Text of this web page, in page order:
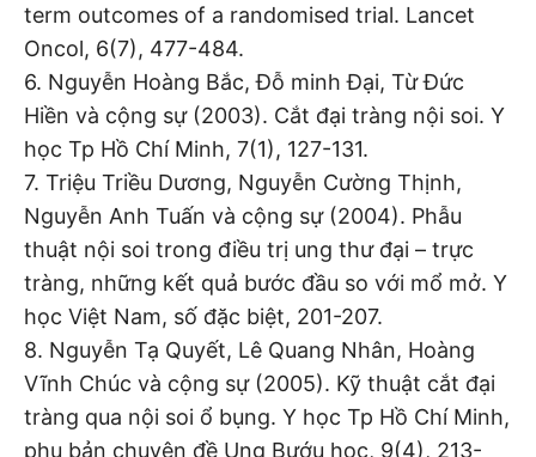
term outcomes of a randomised trial. Lancet
Oncol, 6(7), 477-484.
6. Nguyễn Hoàng Bắc, Đỗ minh Đại, Từ Đức
Hiền và cộng sự (2003). Cắt đại tràng nội soi. Y
học Tp Hồ Chí Minh, 7(1), 127-131.
7. Triệu Triều Dương, Nguyễn Cường Thịnh,
Nguyễn Anh Tuấn và cộng sự (2004). Phẫu
thuật nội soi trong điều trị ung thư đại – trực
tràng, những kết quả bước đầu so với mổ mở. Y
học Việt Nam, số đặc biệt, 201-207.
8. Nguyễn Tạ Quyết, Lê Quang Nhân, Hoàng
Vĩnh Chúc và cộng sự (2005). Kỹ thuật cắt đại
tràng qua nội soi ổ bụng. Y học Tp Hồ Chí Minh,
phụ bản chuyên đề Ung Bướu học, 9(4), 213-